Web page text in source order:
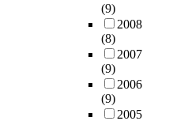
(9)
2008
(8)
2007
(9)
2006
(9)
2005